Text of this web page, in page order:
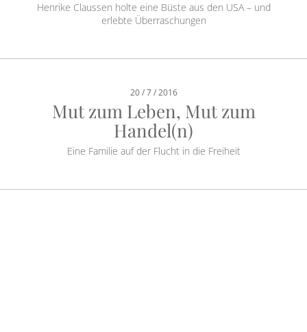
Henrike Claussen holte eine Büste aus den USA – und
erlebte Überraschungen
20 / 7 / 2016
Mut zum Leben, Mut zum
Handel(n)
Eine Familie auf der Flucht in die Freiheit